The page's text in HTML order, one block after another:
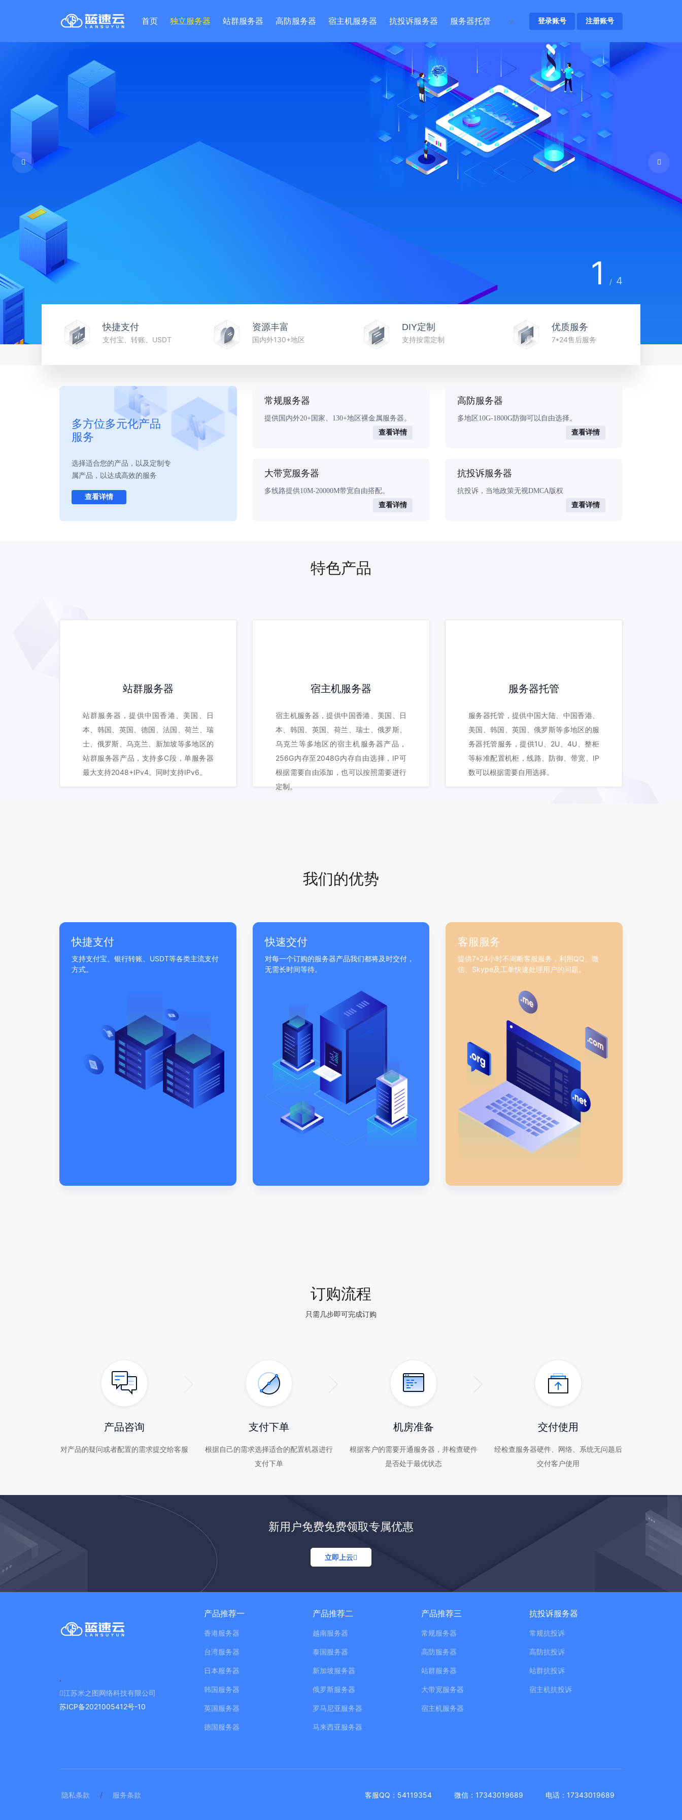
首页 独立服务器 站群服务器 高防服务器 宿主机服务器 抗投诉服务器 服务器托管 登录账号 注册账号
实验价值，实验创新，实验科技，运用为产品
1 / 4
快捷支付
支付宝、转账、USDT
资源丰富
国内外130+地区
DIY定制
支持按需定制
优质服务
7*24售后服务
多方位多元化产品
服务
选择适合您的产品，以及定制专
属产品，以达成高效的服务
查看详情
常规服务器
提供国内外20+国家、130+地区裸金属服务器。
查看详情
高防服务器
多地区10G-1800G防御可以自由选择。
查看详情
大带宽服务器
多线路提供10M-20000M带宽自由搭配。
查看详情
抗投诉服务器
抗投诉，当地政策无视DMCA版权
查看详情
特色产品
站群服务器
站群服务器，提供中国香港、美国、日
本、韩国、英国、德国、法国、荷兰、瑞
士、俄罗斯、乌克兰、新加坡等多地区的
站群服务器产品，支持多C段，单服务器
最大支持2048+IPv4。同时支持IPv6。
宿主机服务器
宿主机服务器，提供中国香港、美国、日
本、韩国、英国、荷兰、瑞士、俄罗斯、
乌克兰等多地区的宿主机服务器产品，
256G内存至2048G内存自由选择，IP可
根据需要自由添加，也可以按照需要进行
定制。
服务器托管
服务器托管，提供中国大陆、中国香港、
美国、韩国、英国、俄罗斯等多地区的服
务器托管服务，提供1U、2U、4U、整柜
等标准配置机柜，线路、防御、带宽、IP
数可以根据需要自用选择。
我们的优势
快捷支付
支持支付宝、银行转账、USDT等各类主流支付
方式。
快速交付
对每一个订购的服务器产品我们都将及时交付，
无需长时间等待。
客服服务
提供7*24小时不间断客服服务，利用QQ、微
信、Skype及工单快速处理用户的问题。
订购流程
只需几步即可完成订购
产品咨询
对产品的疑问或者配置的需求提交给客服
支付下单
根据自己的需求选择适合的配置机器进行
支付下单
机房准备
根据客户的需要开通服务器，并检查硬件
是否处于最优状态
交付使用
经检查服务器硬件、网络、系统无问题后
交付客户使用
新用户免费免费领取专属优惠
立即上云
.
江苏米之图网络科技有限公司
苏ICP备2021005412号-10
产品推荐一
香港服务器
台湾服务器
日本服务器
韩国服务器
英国服务器
德国服务器
产品推荐二
越南服务器
泰国服务器
新加坡服务器
俄罗斯服务器
罗马尼亚服务器
马来西亚服务器
产品推荐三
常规服务器
高防服务器
站群服务器
大带宽服务器
宿主机服务器
抗投诉服务器
常规抗投诉
高防抗投诉
站群抗投诉
宿主机抗投诉
隐私条款 / 服务条款 客服QQ：54119354 微信：17343019689 电话：17343019689